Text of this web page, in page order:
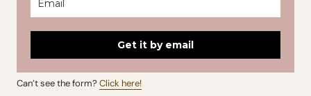
Get it by email
Can’t see the form?Click here!